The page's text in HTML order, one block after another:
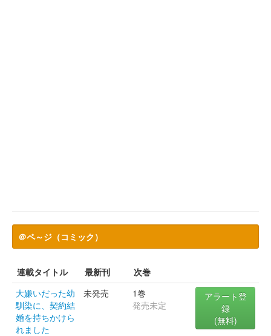
＠ペ～ジ（コミック）
連載タイトル 最新刊
次巻
大嫌いだった幼
馴染に、契約結
婚を持ちかけら
れました
未発売
1巻
発売未定
アラート登
録
(無料)